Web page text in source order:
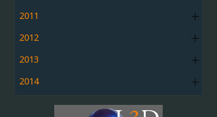
2011
2012
2013
2014